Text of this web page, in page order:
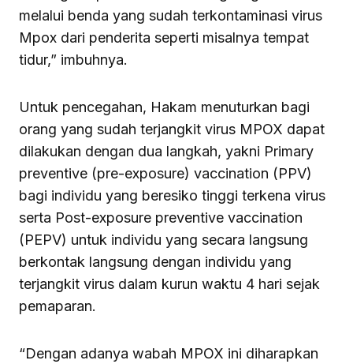
melalui benda yang sudah terkontaminasi virus
Mpox dari penderita seperti misalnya tempat
tidur,” imbuhnya.
Untuk pencegahan, Hakam menuturkan bagi
orang yang sudah terjangkit virus MPOX dapat
dilakukan dengan dua langkah, yakni Primary
preventive (pre-exposure) vaccination (PPV)
bagi individu yang beresiko tinggi terkena virus
serta Post-exposure preventive vaccination
(PEPV) untuk individu yang secara langsung
berkontak langsung dengan individu yang
terjangkit virus dalam kurun waktu 4 hari sejak
pemaparan.
“Dengan adanya wabah MPOX ini diharapkan